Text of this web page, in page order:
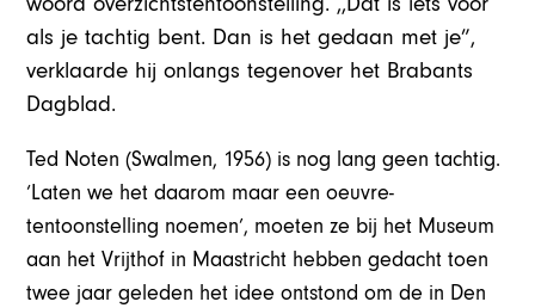
als je tachtig bent. Dan is het gedaan met je”,
verklaarde hij onlangs tegenover het Brabants
Dagblad.
Ted Noten (Swalmen, 1956) is nog lang geen tachtig.
‘Laten we het daarom maar een oeuvre-
tentoonstelling noemen’, moeten ze bij het Museum
aan het Vrijthof in Maastricht hebben gedacht toen
twee jaar geleden het idee ontstond om de in Den